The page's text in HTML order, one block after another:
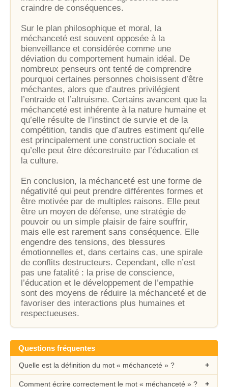
craindre de conséquences.
Sur le plan philosophique et moral, la
méchanceté est souvent opposée à la
bienveillance et considérée comme une
déviation du comportement humain idéal. De
nombreux penseurs ont tenté de comprendre
pourquoi certaines personnes choisissent d’être
méchantes, alors que d’autres privilégient
l’entraide et l’altruisme. Certains avancent que la
méchanceté est inhérente à la nature humaine et
qu’elle résulte de l’instinct de survie et de la
compétition, tandis que d’autres estiment qu’elle
est principalement une construction sociale et
qu’elle peut être déconstruite par l’éducation et
la culture.
En conclusion, la méchanceté est une forme de
négativité qui peut prendre différentes formes et
être motivée par de multiples raisons. Elle peut
être un moyen de défense, une stratégie de
pouvoir ou un simple plaisir de faire souffrir,
mais elle est rarement sans conséquence. Elle
engendre des tensions, des blessures
émotionnelles et, dans certains cas, une spirale
de conflits destructeurs. Cependant, elle n’est
pas une fatalité : la prise de conscience,
l’éducation et le développement de l’empathie
sont des moyens de réduire la méchanceté et de
favoriser des interactions plus humaines et
respectueuses.
Questions fréquentes
Quelle est la définition du mot « méchanceté » ?
Comment écrire correctement le mot « méchanceté » ?